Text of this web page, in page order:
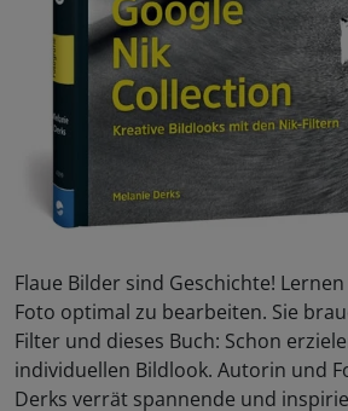
Flaue Bilder sind Geschichte!
Foto optimal zu bearbeiten. Sie
Filter und dieses Buch: Schon
individuellen Bildlook. Autorin und
Derks verrät spannende und